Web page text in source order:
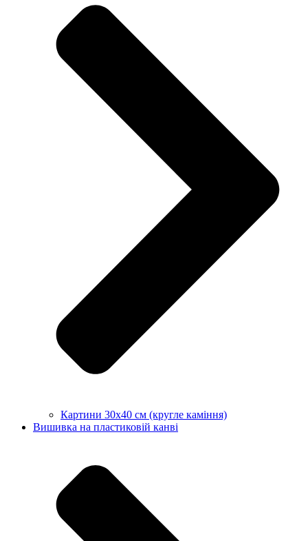
Картини 30х40 см (кругле каміння)
Вишивка на пластиковій канві